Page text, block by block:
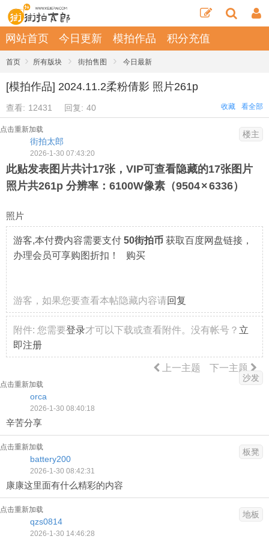
网站首页 今日更新 模拍作品 积分充值
首页 › 所有版块 › 街拍售图 › 今日最新
[模拍作品] 2024.11.2柔粉倩影 照片261p
查看: 12431 回复: 40 看全部
收藏
点击重新加载
街拍太郎
2026-1-30 07:43:20
楼主
此贴发表图片共计17张，VIP可查看隐藏的17张图片
照片共261p 分辨率：6100W像素（9504 × 6336）
照片
游客,本付费内容需要支付 50街拍币 获取百度网盘链接，
办理会员可享购图折扣！ 购买
游客，如果您要查看本帖隐藏内容请回复
附件: 您需要登录才可以下载或查看附件。没有帐号？ 立
即注册
下一主题
上一主题
点击重新加载
orca
2026-1-30 08:40:18
沙发
辛苦分享
点击重新加载
battery200
2026-1-30 08:42:31
板凳
康康这里面有什么精彩的内容
点击重新加载
qzs0814
2026-1-30 14:46:28
地板